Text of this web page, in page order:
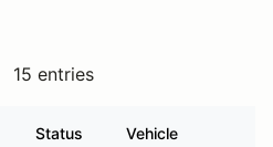
15 entries
Status Vehicle